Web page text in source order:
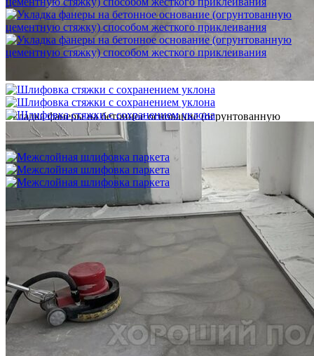
Укладка фанеры на бетонное основание (огрунтованную
цементную стяжку) способом жесткого приклеивания
750 ₽
Межслойная шлифовка паркета
1 200 ₽